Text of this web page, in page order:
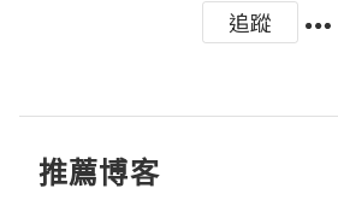
追蹤
推薦博客